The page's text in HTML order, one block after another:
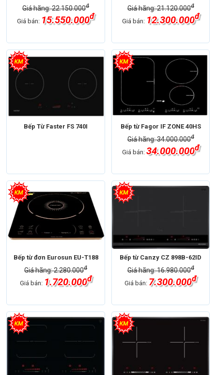
Giá hãng: 22.150.000đ
Giá bán: 15.550.000đ
Giá hãng: 21.120.000đ
Giá bán: 12.300.000đ
Bếp Từ Faster FS 740I Bếp từ Fagor IF ZONE 40HS
Giá hãng: 34.000.000đ
Giá bán: 34.000.000đ
Bếp từ đơn Eurosun EU-T188
Giá hãng: 2.280.000đ
Giá bán: 1.720.000đ
Bếp từ Canzy CZ 898B-62ID
Giá hãng: 16.980.000đ
Giá bán: 7.300.000đ